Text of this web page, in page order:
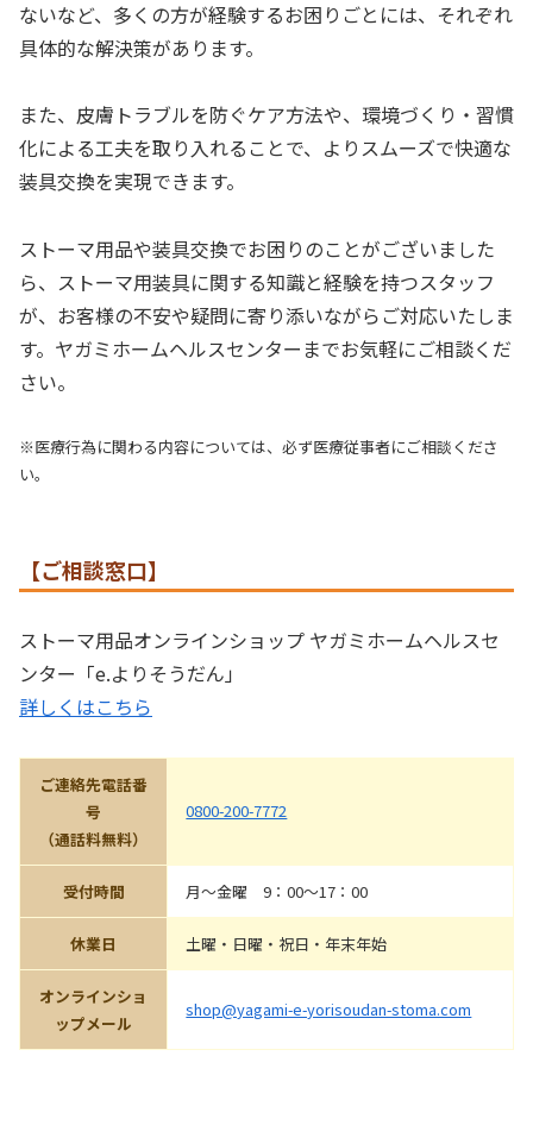
ないなど、多くの方が経験するお困りごとには、それぞれ
具体的な解決策があります。
また、皮膚トラブルを防ぐケア方法や、環境づくり・習慣
化による工夫を取り入れることで、よりスムーズで快適な
装具交換を実現できます。
ストーマ用品や装具交換でお困りのことがございました
ら、ストーマ用装具に関する知識と経験を持つスタッフ
が、お客様の不安や疑問に寄り添いながらご対応いたしま
す。ヤガミホームヘルスセンターまでお気軽にご相談くだ
さい。
※医療行為に関わる内容については、必ず医療従事者にご相談くださ
い。
【ご相談窓口】
ストーマ用品オンラインショップ ヤガミホームヘルスセ
ンター「e.よりそうだん」
詳しくはこちら
ご連絡先電話番
号
（通話料無料）
0800-200-7772
受付時間 月〜金曜 9：00～17：00
休業日 土曜・日曜・祝日・年末年始
オンラインショ
ップメール
shop@yagami-e-yorisoudan-stoma.com